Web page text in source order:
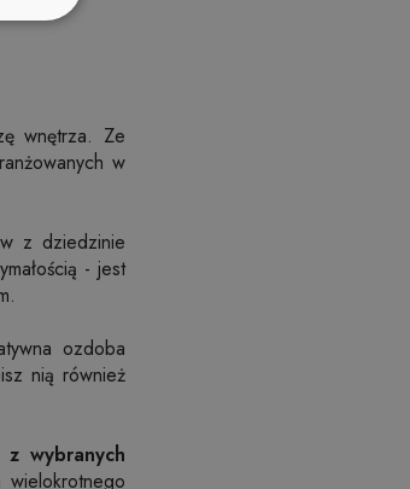
wnętrza. Ze
w
z dziedzinie
- jest
ozdoba
nią również
wybranych
wielokrotnego